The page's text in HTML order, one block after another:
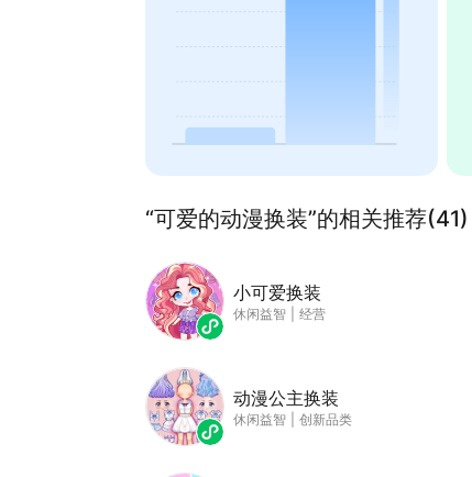
“可爱的动漫换装”的相关推荐(41)
小可爱换装
休闲益智 经营
动漫公主换装
休闲益智 创新品类